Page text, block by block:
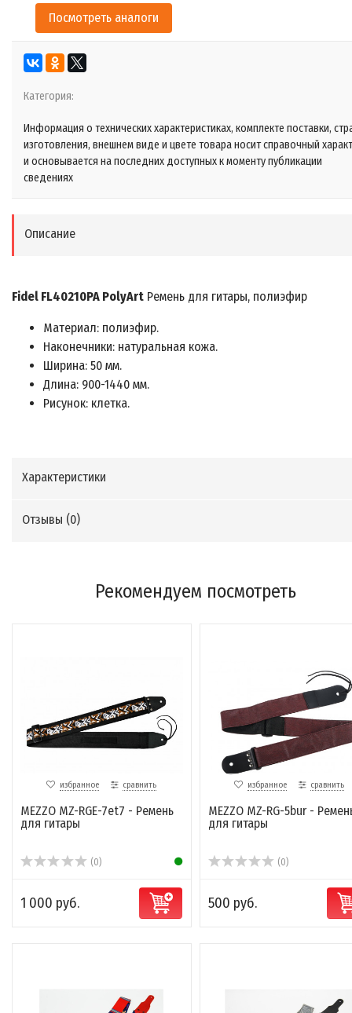
Посмотреть аналоги
Категория:
Информация о технических характеристиках, комплекте поставки,
изготовления, внешнем виде и цвете товара носит справочный
и основывается на последних доступных к моменту публикации
сведениях
Описание
Fidel FL40210PA PolyArt Ремень для гитары, полиэфир
Материал: полиэфир.
Наконечники: натуральная кожа.
Ширина: 50 мм.
Длина: 900-1440 мм.
Рисунок: клетка.
Характеристики
Отзывы (0)
Рекомендуем посмотреть
избранное сравнить
MEZZO MZ-RGЕ-7et7 - Ремень
для гитары
(0)
1 000 руб.
избранное сравнить
MEZZO MZ-RG-5bur -
для гитары
(0)
500 руб.